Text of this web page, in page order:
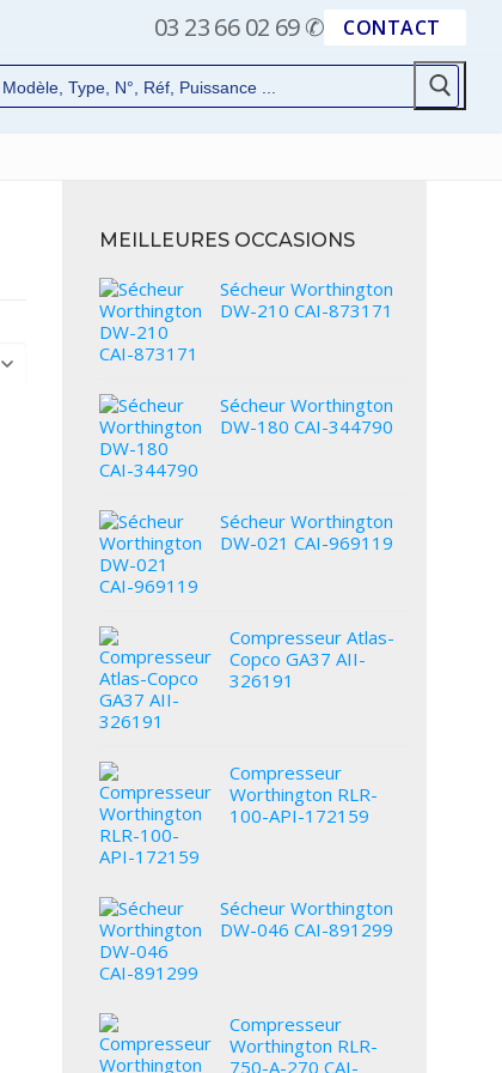
03 23 66 02 69✆ CONTACT
MEILLEURES OCCASIONS
Sécheur Worthington
DW-210 CAI-873171
Sécheur Worthington
DW-180 CAI-344790
Sécheur Worthington
DW-021 CAI-969119
Compresseur Atlas-
Copco GA37 AII-
326191
Compresseur
Worthington RLR-
100-API-172159
Sécheur Worthington
DW-046 CAI-891299
Compresseur
Worthington RLR-
750-A-270 CAI-